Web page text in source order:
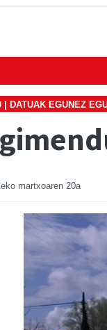
| DATUAK EGUNEZ
martxoaren 20a